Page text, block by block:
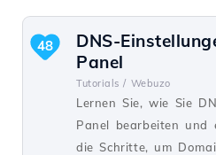
DNS-
Panel
Tutorials / Webuzo
Lernen Sie, wie Sie
Panel bearbeiten und
die Schritte, um
48